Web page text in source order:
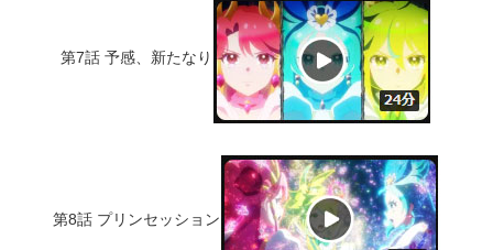
第7話 予感、新たなり
第8話 プリンセッション